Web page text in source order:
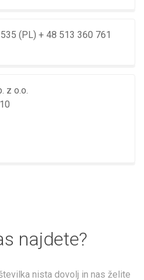
(PL) + 48 513 360 761
z o.o.
najdete?
nista dovolj in nas želite